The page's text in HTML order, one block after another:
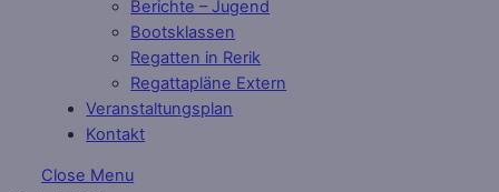
Berichte – Jugend
Bootsklassen
Regatten in Rerik
Regattapläne Extern
Veranstaltungsplan
Kontakt
Close Menu